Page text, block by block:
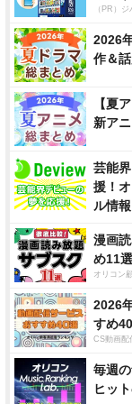
（PR）
2026
作＆
【夏
新ア
芸能
援！
ル情
漫画
め11
オリコン
2026
すめ
CS動画配
毎週
ヒッ